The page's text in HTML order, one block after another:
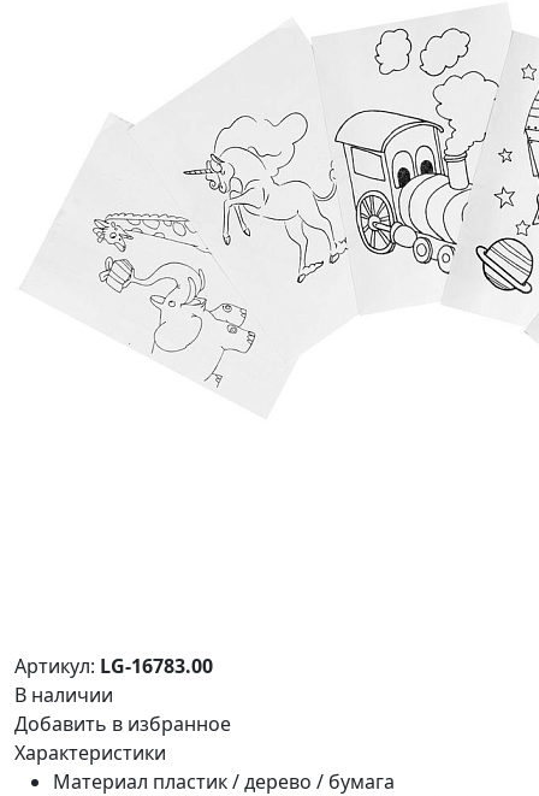
Артикул: LG-16783.00
В наличии
Добавить в избранное
Характеристики
Материал пластик / дерево / бумага